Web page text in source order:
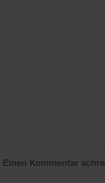
Einen Kommentar